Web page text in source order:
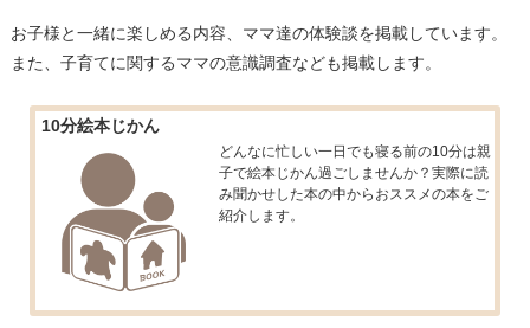
ー
ン
移
お子様と一緒に楽しめる内容、ママ達の体験談を掲載しています。
また、子育てに関するママの意識調査なども掲載します。
10分絵本じかん
どんなに忙しい一日でも寝る前の10分は親
子で絵本じかん過ごしませんか？実際に読
み聞かせした本の中からおススメの本をご
紹介します。